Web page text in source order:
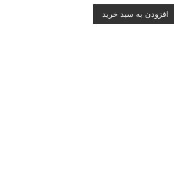
ی
ز
0
افزودن به سبد خرید